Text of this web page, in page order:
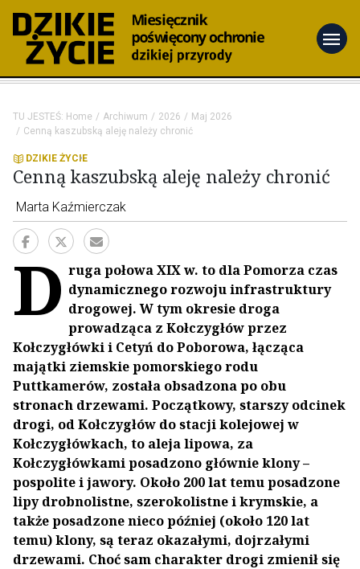
menu
TU JESTEŚ: Home Archiwum 2026
Maj 2026
Cenną kaszubską aleję należy chronić
DZIKIE ŻYCIE
Cenną kaszubską aleję należy chronić
Marta Kaźmierczak
D ruga połowa XIX w. to dla Pomorza czas
dynamicznego rozwoju infrastruktury
drogowej. W tym okresie droga
prowadząca z Kołczygłów przez
Kołczygłówki i Cetyń do Poborowa, łącząca
majątki ziemskie pomorskiego rodu
Puttkamerów, została obsadzona po obu
stronach drzewami. Początkowy, starszy odcinek
drogi, od Kołczygłów do stacji kolejowej w
Kołczygłówkach, to aleja lipowa, za
Kołczygłówkami posadzono głównie klony –
pospolite i jawory. Około 200 lat temu posadzone
lipy drobnolistne, szerokolistne i krymskie, a
także posadzone nieco później (około 120 lat
temu) klony, są teraz okazałymi, dojrzałymi
drzewami. Choć sam charakter drogi zmienił się